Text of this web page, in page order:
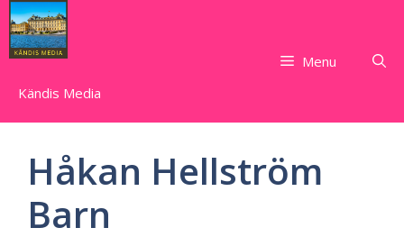
Skip
to
content
Kändis Media
Menu
Håkan Hellström
Barn